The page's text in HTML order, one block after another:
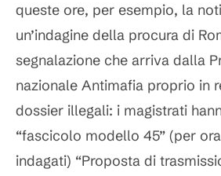
queste ore, per esempio, la
un’indagine della procura di
segnalazione che arriva dalla
nazionale Antimafia proprio in
dossier illegali: i magistrati
“fascicolo modello 45” (per
indagati) “Proposta di